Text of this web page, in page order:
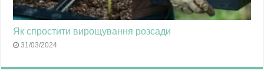
Як спростити вирощування розсади
31/03/2024